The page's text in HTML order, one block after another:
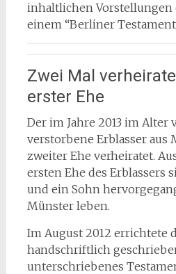
inhaltlichen Vorstellungen
einem “Berliner
Zwei Mal
erster Ehe
Der im Jahre 2013 im Alter
verstorbene Erblasser aus
zweiter Ehe verheiratet.
ersten Ehe des Erblassers
und ein Sohn
Münster leben.
Im August 2012 errichtete
handschriftlich
unterschriebenes